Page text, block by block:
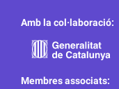
Amb la col·laboració:
Membres associats: